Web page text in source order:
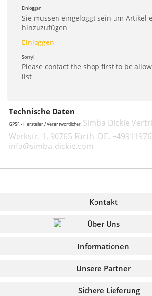
Einloggen
Sie müssen eingeloggt sein um Artikel
hinzuzufügen
Einloggen
Sorry!
Please contact the shop first to be
list
Technische Daten
GPSR - Hersteller / Verantwortlicher Simba Dickie
Werkstr. 1, 90765 Fürth, DE,
info@simba-dickie.com
Kontakt
Über Uns
Informationen
Sichere Lieferung
Unsere Partner